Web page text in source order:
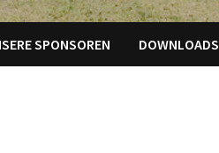
SPONSOREN DOWNLOADS